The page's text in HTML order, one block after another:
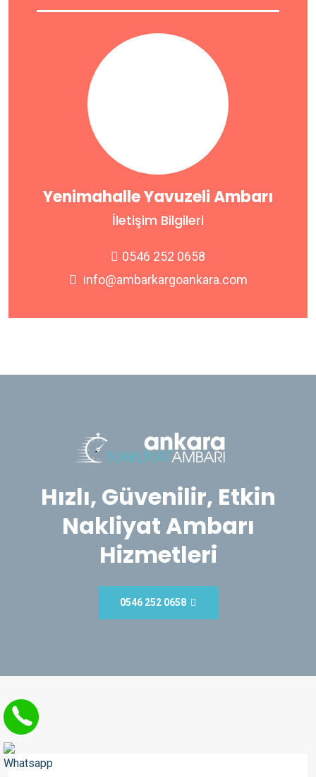
Yenimahalle Yavuzeli Ambarı
İletişim Bilgileri
0546 252 0658
info@ambarkargoankara.com
Hızlı, Güvenilir, Etkin
Nakliyat Ambarı
Hizmetleri
0546 252 0658